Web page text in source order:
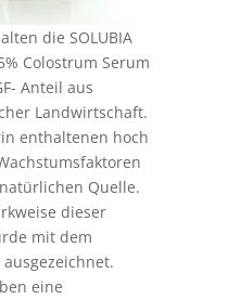
die SOLUBIA
Colostrum Serum
Anteil aus
Landwirtschaft.
enthaltenen hoch
Quelle.
dieser
mit dem
eine